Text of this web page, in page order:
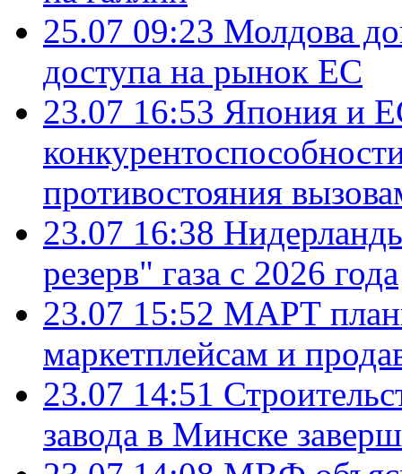
25.07 09:23 Молдова
доступа на рынок ЕС
23.07 16:53 Япония и
противостояния
23.07 16:38
резерв" газа с 2026 года
23.07 15:52 МАРТ
маркетплейсам и
23.07 14:51
завода в Минске